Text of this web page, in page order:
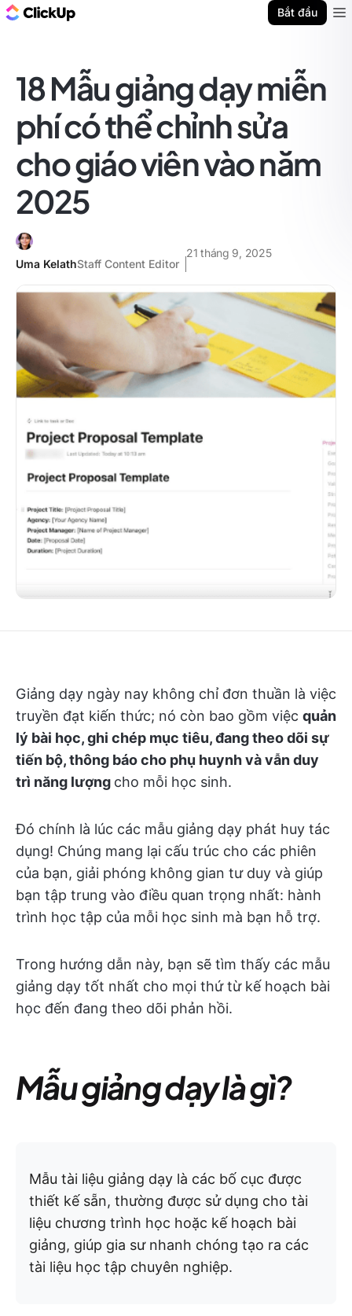
Bắt đầu
18 Mẫu giảng dạy miễn
phí có thể chỉnh sửa
cho giáo viên vào năm
2025
Uma KelathStaff Content Editor
21 tháng 9, 2025
Giảng dạy ngày nay không chỉ đơn thuần là việc
truyền đạt kiến thức; nó còn bao gồm việc quản
lý bài học, ghi chép mục tiêu, đang theo dõi sự
tiến bộ, thông báo cho phụ huynh và vẫn duy
trì năng lượng cho mỗi học sinh.
Đó chính là lúc các mẫu giảng dạy phát huy tác
dụng! Chúng mang lại cấu trúc cho các phiên
của bạn, giải phóng không gian tư duy và giúp
bạn tập trung vào điều quan trọng nhất: hành
trình học tập của mỗi học sinh mà bạn hỗ trợ.
Trong hướng dẫn này, bạn sẽ tìm thấy các mẫu
giảng dạy tốt nhất cho mọi thứ từ kế hoạch bài
học đến đang theo dõi phản hồi.
Mẫu giảng dạy là gì?
Mẫu tài liệu giảng dạy là các bố cục được
thiết kế sẵn, thường được sử dụng cho tài
liệu chương trình học hoặc kế hoạch bài
giảng, giúp gia sư nhanh chóng tạo ra các
tài liệu học tập chuyên nghiệp.